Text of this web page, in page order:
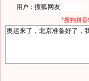
用户：
*搜狗拼